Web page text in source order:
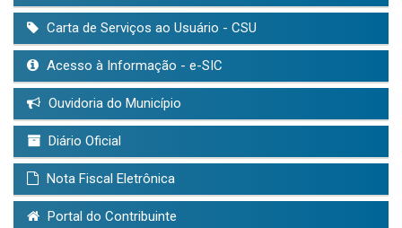
Carta de Serviços ao Usuário - CSU
Acesso à Informação - e-SIC
Ouvidoria do Município
Diário Oficial
Nota Fiscal Eletrônica
Portal do Contribuinte